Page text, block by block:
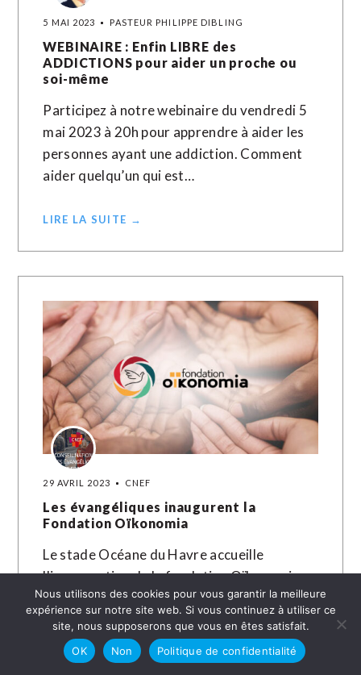
5 MAI 2023 PASTEUR PHILIPPE DIBLING
WEBINAIRE : Enfin LIBRE des
ADDICTIONS pour aider un proche ou
soi-même
Participez à notre webinaire du vendredi 5
mai 2023 à 20h pour apprendre à aider les
personnes ayant une addiction. Comment
aider quelqu’un qui est…
LIRE LA SUITE →
29 AVRIL 2023 CNEF
Les évangéliques inaugurent la
Fondation Oïkonomia
Le stade Océane du Havre accueille
l'inauguration de la fondation Oïkonomia,
destinée à accompagner financièrement les
projets des œuvres protestantes
évangéliques. Près de quatre mois…
Nous utilisons des cookies pour vous garantir la meilleure
expérience sur notre site web. Si vous continuez à utiliser ce
site, nous supposerons que vous en êtes satisfait.
OK
Non Politique de confidentialité